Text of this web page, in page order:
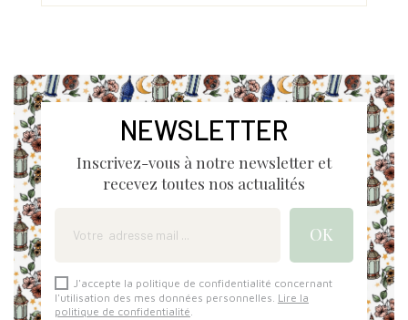
NEWSLETTER
Inscrivez-vous à notre newsletter et
recevez toutes nos actualités
J'accepte la politique de confidentialité concernant
l'utilisation des mes données personnelles. Lire la
politique de confidentialité.